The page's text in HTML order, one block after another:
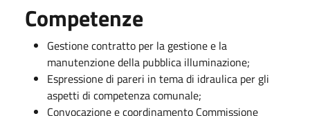
Competenze
Gestione contratto per la gestione e la
manutenzione della pubblica illuminazione;
Espressione di pareri in tema di idraulica per gli
aspetti di competenza comunale;
Convocazione e coordinamento Commissione